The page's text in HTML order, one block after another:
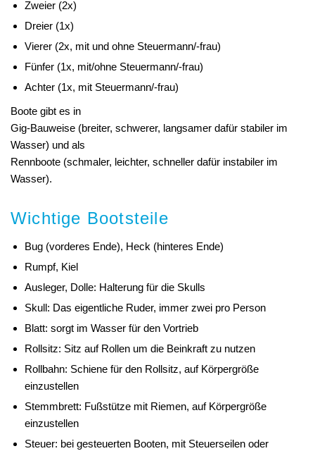
Zweier (2x)
Dreier (1x)
Vierer (2x, mit und ohne Steuermann/-frau)
Fünfer (1x, mit/ohne Steuermann/-frau)
Achter (1x, mit Steuermann/-frau)
Boote gibt es in
Gig-Bauweise (breiter, schwerer, langsamer dafür stabiler im
Wasser) und als
Rennboote (schmaler, leichter, schneller dafür instabiler im
Wasser).
Wichtige Bootsteile
Bug (vorderes Ende), Heck (hinteres Ende)
Rumpf, Kiel
Ausleger, Dolle: Halterung für die Skulls
Skull: Das eigentliche Ruder, immer zwei pro Person
Blatt: sorgt im Wasser für den Vortrieb
Rollsitz: Sitz auf Rollen um die Beinkraft zu nutzen
Rollbahn: Schiene für den Rollsitz, auf Körpergröße
einzustellen
Stemmbrett: Fußstütze mit Riemen, auf Körpergröße
einzustellen
Steuer: bei gesteuerten Booten, mit Steuerseilen oder